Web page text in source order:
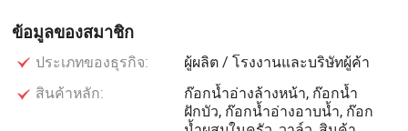
จำหน่ายสินค้าขนาดใหญ่บางส่วนเช่น " กลุ่ม SCHUETo" ใน
เยอรมนี , RUGO ในเม็กซิโกและอื่นๆในสินค้าของเรามากมาย
ถูกส่งไปยังซูเปอร์มาร์เก็ตเช่น :
ข้อมูลของสมาชิก
ประเภทของธุรกิจ:
ผู้ผลิต / โรงงานและบริษัทผู้ค้า
สินค้าหลัก:
ก๊อกน้ำอ่างล้างหน้า, ก๊อกน้ำ
ฝักบัว, ก๊อกน้ำอ่างอาบน้ำ, ก๊อก